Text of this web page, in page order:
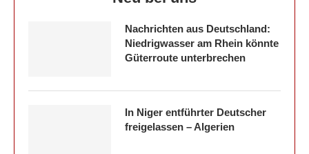
Nachrichten aus Deutschland:
Niedrigwasser am Rhein könnte
Güterroute unterbrechen
In Niger entführter Deutscher
freigelassen – Algerien